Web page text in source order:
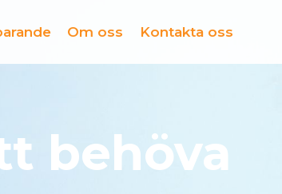
Om oss Kontakta oss
behöva